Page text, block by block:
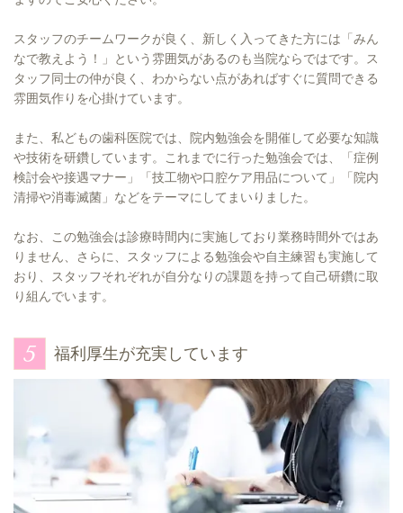
スタッフのチームワークが良く、新しく入ってきた方には「みん
なで教えよう！」という雰囲気があるのも当院ならではです。ス
タッフ同士の仲が良く、わからない点があればすぐに質問できる
雰囲気作りを心掛けています。
また、私どもの歯科医院では、院内勉強会を開催して必要な知識
や技術を研鑽しています。これまでに行った勉強会では、「症例
検討会や接遇マナー」「技工物や口腔ケア用品について」「院内
清掃や消毒滅菌」などをテーマにしてまいりました。
なお、この勉強会は診療時間内に実施しており業務時間外ではあ
りません、さらに、スタッフによる勉強会や自主練習も実施して
おり、スタッフそれぞれが自分なりの課題を持って自己研鑽に取
り組んでいます。
福利厚生が充実しています